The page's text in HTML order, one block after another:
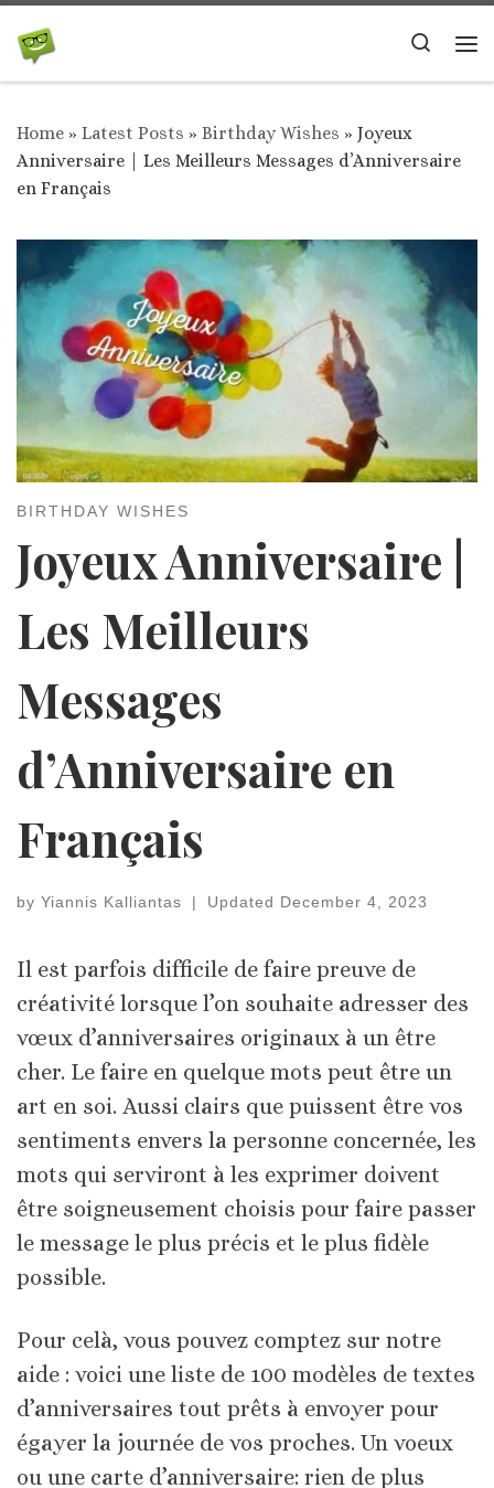
Skip to content
Search
Home » Latest Posts » Birthday Wishes » Joyeux
Anniversaire | Les Meilleurs Messages d’Anniversaire
en Français
BIRTHDAY WISHES
Joyeux Anniversaire |
Les Meilleurs
Messages
d’Anniversaire en
Français
by Yiannis Kalliantas | Updated December 4, 2023
Il est parfois difficile de faire preuve de
créativité lorsque l’on souhaite adresser des
vœux d’anniversaires originaux à un être
cher. Le faire en quelque mots peut être un
art en soi. Aussi clairs que puissent être vos
sentiments envers la personne concernée, les
mots qui serviront à les exprimer doivent
être soigneusement choisis pour faire passer
le message le plus précis et le plus fidèle
possible.
Pour celà, vous pouvez comptez sur notre
aide : voici une liste de 100 modèles de textes
d’anniversaires tout prêts à envoyer pour
égayer la journée de vos proches. Un voeux
ou une carte d’anniversaire: rien de plus